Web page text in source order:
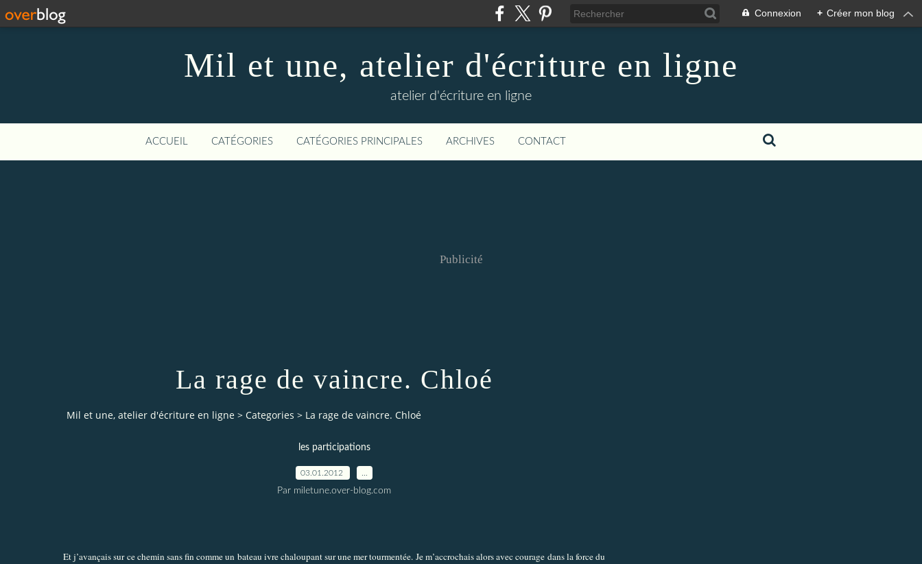
Connexion + Créer mon blog
Mil et une, atelier d'écriture en ligne
atelier d'écriture en ligne
ACCUEIL CATÉGORIES CATÉGORIES PRINCIPALES ARCHIVES CONTACT
Publicité
La rage de vaincre. Chloé
Mil et une, atelier d'écriture en ligne > Categories > La rage de vaincre. Chloé
les participations
03.01.2012
Par miletune.over-blog.com
Et j’avançais sur ce chemin sans fin comme un bateau ivre chaloupant sur une mer tourmentée. Je m’accrochais alors avec courage dans la force du